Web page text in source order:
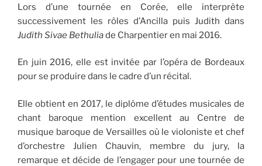
Lors d’une tournée en Corée, elle interprète
successivement les rôles d’Ancilla puis Judith dans
Judith Sivae Bethuliade Charpentier en mai 2016.
En juin 2016, elle est invitée par l’opéra de Bordeaux
pour se produire dans le cadre d’un récital.
Elle obtient en 2017, le diplôme d’études musicales de
chant baroque mention excellent au Centre de
musique baroque de Versailles où le violoniste et chef
d’orchestre Julien Chauvin, membre du jury, la
remarque et décide de l’engager pour une tournée de